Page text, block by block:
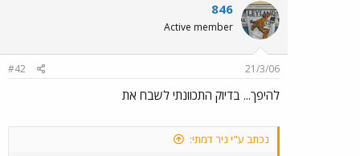
846
Active member
21/3/06
#42
להיפך... בדיוק התכוונתי לשבח את
נכתב ע"י ניר דמתי: